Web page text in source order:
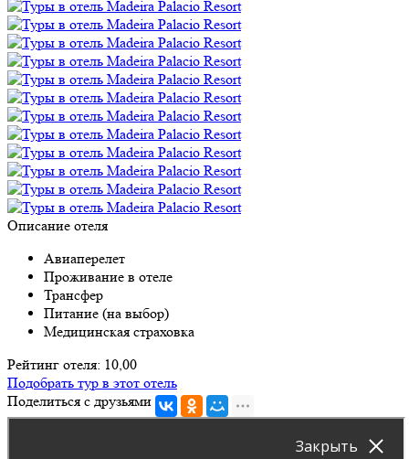
Описание отеля
Авиаперелет
Проживание в отеле
Трансфер
Питание (на выбор)
Медицинская страховка
Рейтинг отеля: 10,00
Подобрать тур в этот отель
Поделиться с друзьями